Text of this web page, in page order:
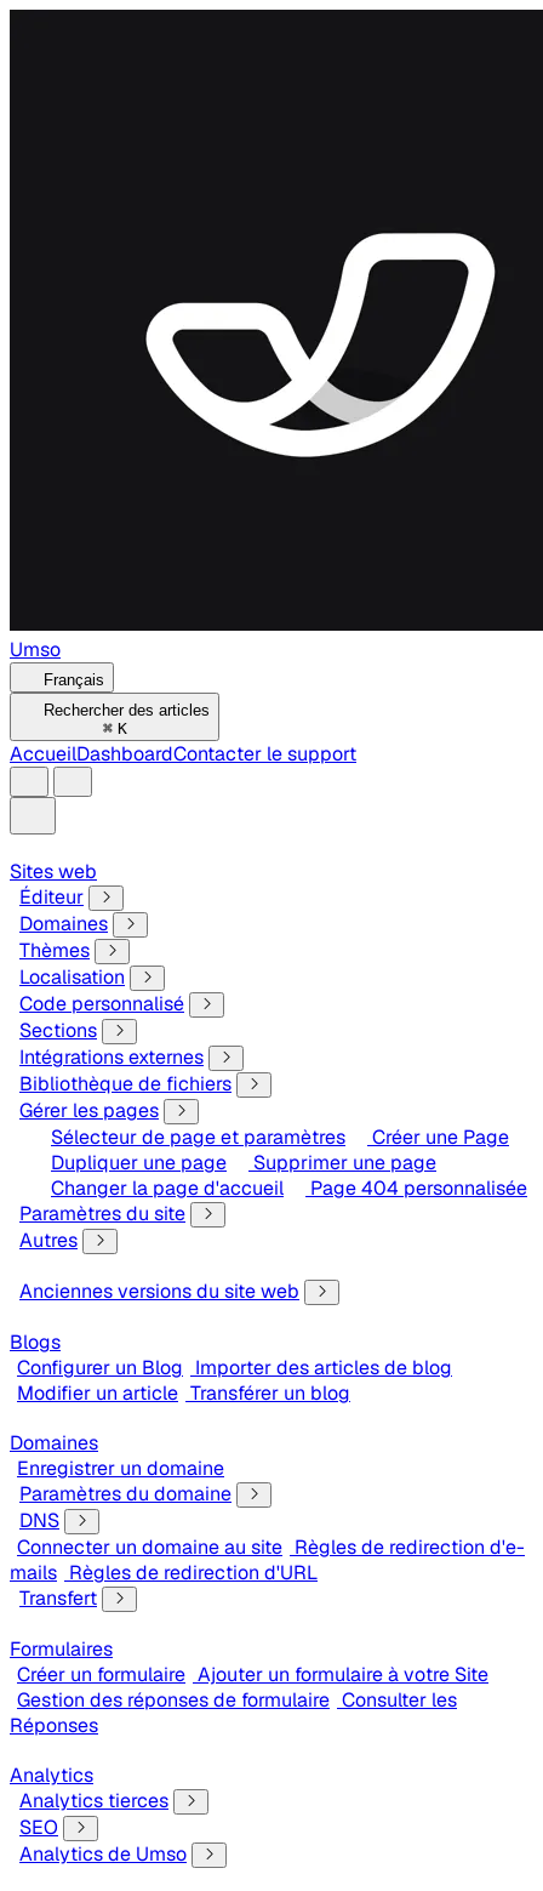
Umso
Français
Rechercher des articles
⌘ K
AccueilDashboardContacter le support
Sites web
Éditeur
Domaines
Thèmes
Localisation
Code personnalisé
Sections
Intégrations externes
Bibliothèque de fichiers
Gérer les pages
Sélecteur de page et paramètres
Créer une Page
Dupliquer une page
Supprimer une page
Changer la page d'accueil
Page 404 personnalisée
Paramètres du site
Autres
Anciennes versions du site web
Blogs
Configurer un Blog Importer des articles de blog
Modifier un article Transférer un blog
Domaines
Enregistrer un domaine
Paramètres du domaine
DNS
Connecter un domaine au site Règles de redirection d'e-
mails Règles de redirection d'URL
Transfert
Formulaires
Créer un formulaire Ajouter un formulaire à votre Site
Gestion des réponses de formulaire Consulter les
Réponses
Analytics
Analytics tierces
SEO
Analytics de Umso